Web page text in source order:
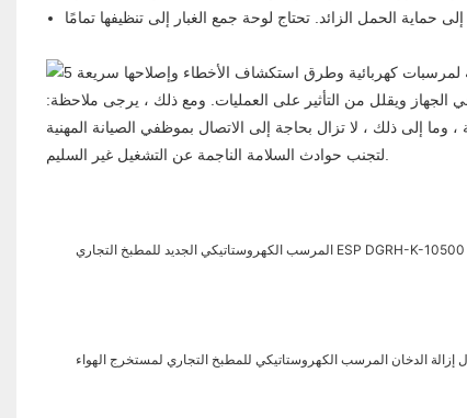
ويقلل من التأثير على العمليات. ومع ذلك ، يرجى ملاحظة:
وما إلى ذلك ، لا تزال بحاجة إلى الاتصال بموظفي الصيانة المهنية